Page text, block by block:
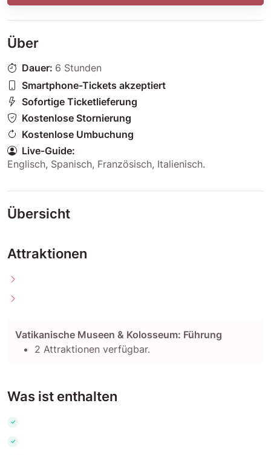
Über
Dauer: 6 Stunden
Smartphone-Tickets akzeptiert
Sofortige Ticketlieferung
Kostenlose Stornierung
Kostenlose Umbuchung
Live-Guide:
Englisch, Spanisch, Französisch, Italienisch.
Übersicht
Attraktionen
Vatikanische Museen & Kolosseum: Führung
2 Attraktionen verfügbar.
Was ist enthalten